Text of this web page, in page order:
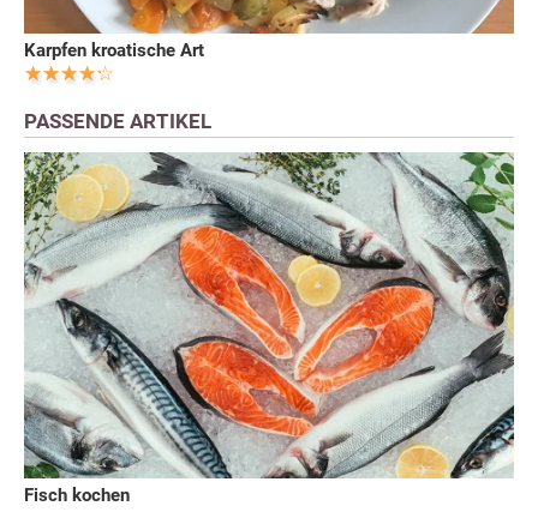
Karpfen kroatische Art
PASSENDE ARTIKEL
Fisch kochen